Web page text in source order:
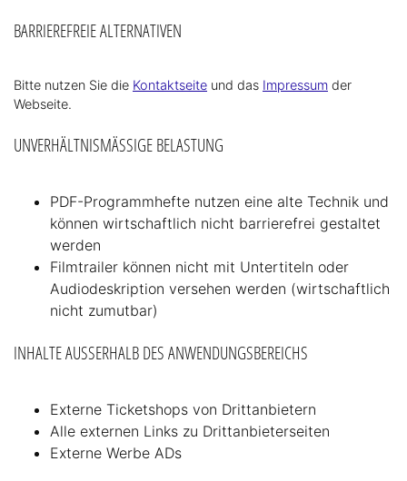
BARRIEREFREIE ALTERNATIVEN
Bitte nutzen Sie die Kontaktseite und das Impressum der
Webseite.
UNVERHÄLTNISMÄSSIGE BELASTUNG
PDF-Programmhefte nutzen eine alte Technik und
können wirtschaftlich nicht barrierefrei gestaltet
werden
Filmtrailer können nicht mit Untertiteln oder
Audiodeskription versehen werden (wirtschaftlich
nicht zumutbar)
INHALTE AUSSERHALB DES ANWENDUNGSBEREICHS
Externe Ticketshops von Drittanbietern
Alle externen Links zu Drittanbieterseiten
Externe Werbe ADs